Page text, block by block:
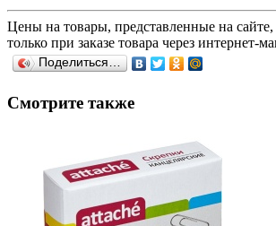
Цены на товары, представленные на
только при заказе товара через интернет-
Поделиться…
Смотрите также